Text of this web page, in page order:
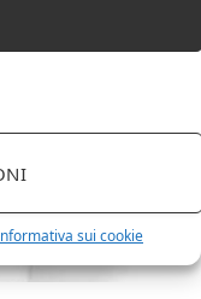
sui cookie